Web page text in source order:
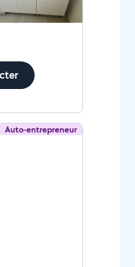
Auto-entrepreneur